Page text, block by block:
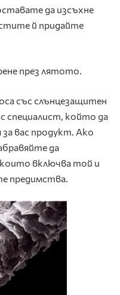
да изсъхне
й придайте
през лятото.
със слънцезащитен
специалист, който да
вас продукт. Ако
да
включва той и
предимства.